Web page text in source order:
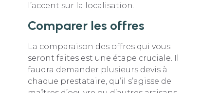
l’accent sur la localisation.
Comparer les offres
La comparaison des offres qui vous
seront faites est une étape cruciale. Il
faudra demander plusieurs devis à
chaque prestataire, qu’il s’agisse de